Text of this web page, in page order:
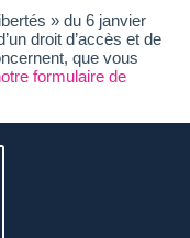
» du 6 janvier
droit d’accès et de
que vous
formulaire de